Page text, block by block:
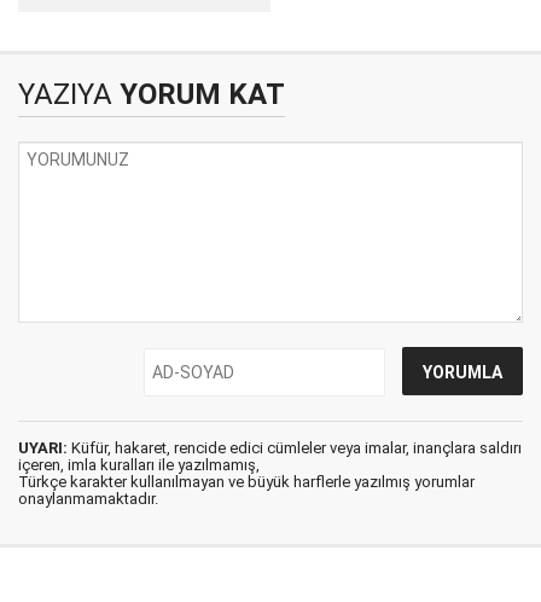
YAZIYA YORUM KAT
UYARI: Küfür, hakaret, rencide edici cümleler veya imalar, inançlara saldırı
içeren, imla kuralları ile yazılmamış,
Türkçe karakter kullanılmayan ve büyük harflerle yazılmış yorumlar
onaylanmamaktadır.